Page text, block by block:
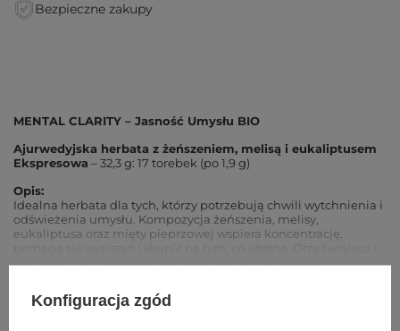
Bezpieczne zakupy
MENTAL CLARITY – Jasność Umysłu BIO
Ajurwedyjska herbata z żeńszeniem, melisą i eukaliptusem
Ekspresowa – 32,3 g: 17 torebek (po 1,9 g)
Opis:
Idealna herbata dla tych, którzy potrzebują chwili wytchnienia i
odświeżenia umysłu. Kompozycja żeńszenia, melisy,
eukaliptusa oraz mięty pieprzowej wspiera koncentrację,
miętowa mieszanka sprzyja zachowaniu równowagi i
Smak:Miętowy, orzeźwiający, wspomagający nową
Konfiguracja zgód